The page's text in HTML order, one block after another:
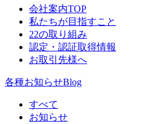
会社案内TOP
私たちが目指すこと
22の取り組み
認定・認証取得情報
お取引先様へ
各種お知らせBlog
すべて
お知らせ